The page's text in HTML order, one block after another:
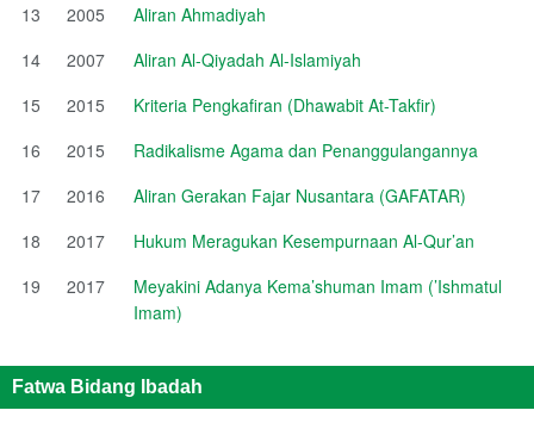
13
2005
Aliran Ahmadiyah
14
2007
Aliran Al-Qiyadah Al-Islamiyah
15
2015
Kriteria Pengkafiran (Dhawabit At-Takfir)
16
2015
Radikalisme Agama dan Penanggulangannya
17
2016
Aliran Gerakan Fajar Nusantara (GAFATAR)
18
2017
Hukum Meragukan Kesempurnaan Al-Qur’an
19
2017
Meyakini Adanya Kema’shuman Imam (’Ishmatul
Imam)
Fatwa Bidang Ibadah